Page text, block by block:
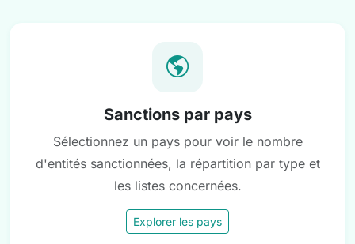
Sanctions par pays
Sélectionnez un pays pour voir le nombre
d'entités sanctionnées, la répartition par type et
les listes concernées.
Explorer les pays